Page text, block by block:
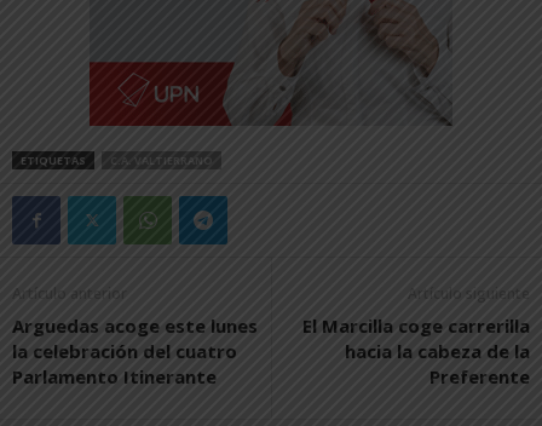
ETIQUETAS C.A. VALTIERRANO
Artículo anterior
Arguedas acoge este lunes
la celebración del cuatro
Parlamento Itinerante
Artículo siguiente
El Marcilla coge carrerilla
hacia la cabeza de la
Preferente